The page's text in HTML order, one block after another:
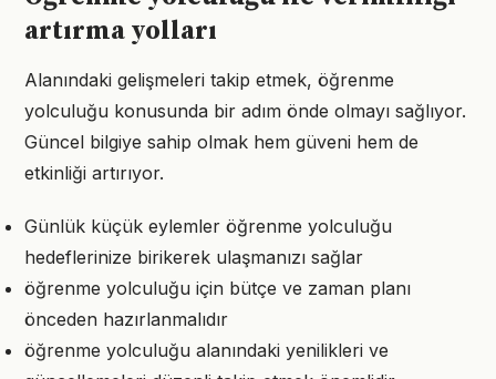
artırma yolları
Alanındaki gelişmeleri takip etmek, öğrenme
yolculuğu konusunda bir adım önde olmayı sağlıyor.
Güncel bilgiye sahip olmak hem güveni hem de
etkinliği artırıyor.
Günlük küçük eylemler öğrenme yolculuğu
hedeflerinize birikerek ulaşmanızı sağlar
öğrenme yolculuğu için bütçe ve zaman planı
önceden hazırlanmalıdır
öğrenme yolculuğu alanındaki yenilikleri ve